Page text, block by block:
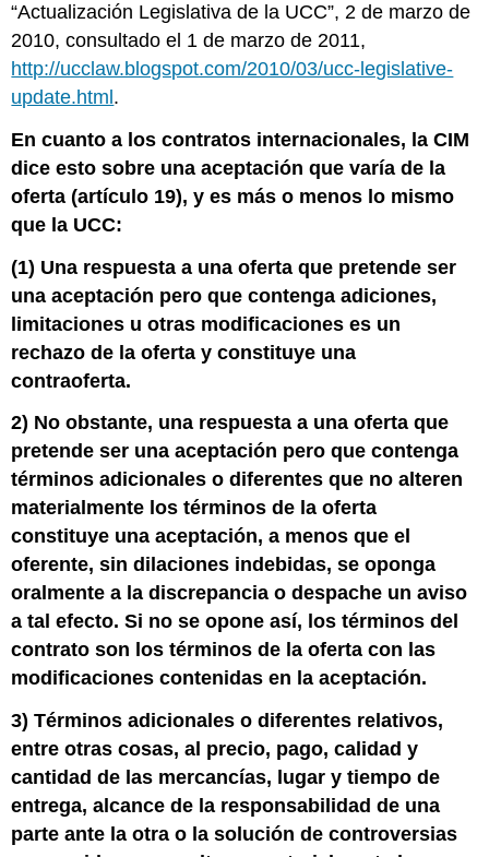
“Actualización Legislativa de la UCC”, 2 de marzo de
2010, consultado el 1 de marzo de 2011,
http://ucclaw.blogspot.com/2010/03/ucc-legislative-
update.html .
En cuanto a los contratos internacionales, la CIM
dice esto sobre una aceptación que varía de la
oferta (artículo 19), y es más o menos lo mismo
que la UCC:
(1) Una respuesta a una oferta que pretende ser
una aceptación pero que contenga adiciones,
limitaciones u otras modificaciones es un
rechazo de la oferta y constituye una
contraoferta.
2) No obstante, una respuesta a una oferta que
pretende ser una aceptación pero que contenga
términos adicionales o diferentes que no alteren
materialmente los términos de la oferta
constituye una aceptación, a menos que el
oferente, sin dilaciones indebidas, se oponga
oralmente a la discrepancia o despache un aviso
a tal efecto. Si no se opone así, los términos del
contrato son los términos de la oferta con las
modificaciones contenidas en la aceptación.
3) Términos adicionales o diferentes relativos,
entre otras cosas, al precio, pago, calidad y
cantidad de las mercancías, lugar y tiempo de
entrega, alcance de la responsabilidad de una
parte ante la otra o la solución de controversias